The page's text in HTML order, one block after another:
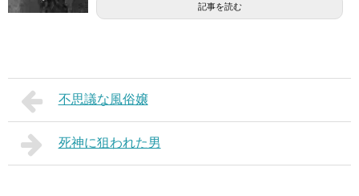
記事を読む
不思議な風俗嬢
死神に狙われた男